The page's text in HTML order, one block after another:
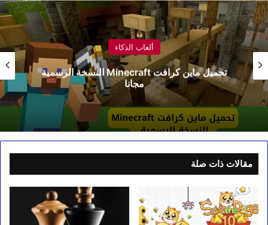
ألعاب الذكاء
تحميل ماين كرافت Minecraft النسخة الرسمية
مجانا
مقالات ذات صلة